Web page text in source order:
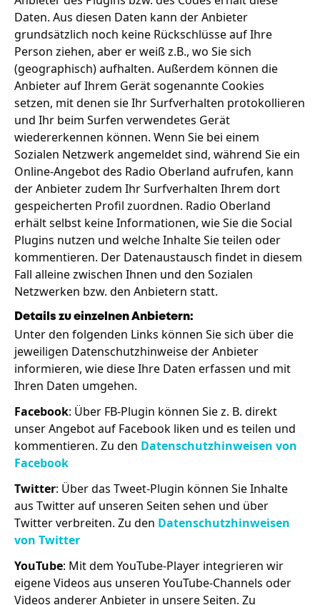
Daten. Aus diesen Daten kann der Anbieter
grundsätzlich noch keine Rückschlüsse auf Ihre
Person ziehen, aber er weiß z.B., wo Sie sich
(geographisch) aufhalten. Außerdem können die
Anbieter auf Ihrem Gerät sogenannte Cookies
setzen, mit denen sie Ihr Surfverhalten protokollieren
und Ihr beim Surfen verwendetes Gerät
wiedererkennen können. Wenn Sie bei einem
Sozialen Netzwerk angemeldet sind, während Sie ein
Online-Angebot des Radio Oberland aufrufen, kann
der Anbieter zudem Ihr Surfverhalten Ihrem dort
gespeicherten Profil zuordnen. Radio Oberland
erhält selbst keine Informationen, wie Sie die Social
Plugins nutzen und welche Inhalte Sie teilen oder
kommentieren. Der Datenaustausch findet in diesem
Fall alleine zwischen Ihnen und den Sozialen
Netzwerken bzw. den Anbietern statt.
Details zu einzelnen Anbietern:
Unter den folgenden Links können Sie sich über die
jeweiligen Datenschutzhinweise der Anbieter
informieren, wie diese Ihre Daten erfassen und mit
Ihren Daten umgehen.
Facebook: Über FB-Plugin können Sie z. B. direkt
unser Angebot auf Facebook liken und es teilen und
kommentieren. Zu den Datenschutzhinweisen von
Facebook
Twitter: Über das Tweet-Plugin können Sie Inhalte
aus Twitter auf unseren Seiten sehen und über
Twitter verbreiten. Zu den Datenschutzhinweisen
von Twitter
YouTube: Mit dem YouTube-Player integrieren wir
eigene Videos aus unseren YouTube-Channels oder
Videos anderer Anbieter in unsere Seiten. Zu